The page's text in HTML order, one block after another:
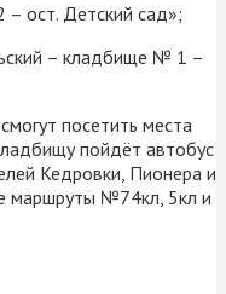
ост. Детский сад»;
– кладбище № 1 –
посетить места
пойдёт автобус
Кедровки, Пионера и
маршруты №74кл, 5кл и